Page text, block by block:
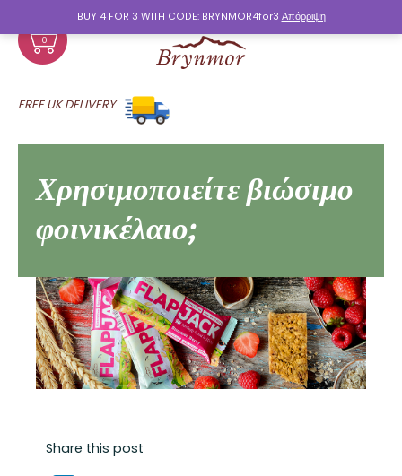
FREE UK DELIVERY
0
Χρησιμοποιείτε βιώσιμο
φοινικέλαιο;
Share this post
BUY 4 FOR 3 WITH CODE: BRYNMOR4for3 Απόρριψη